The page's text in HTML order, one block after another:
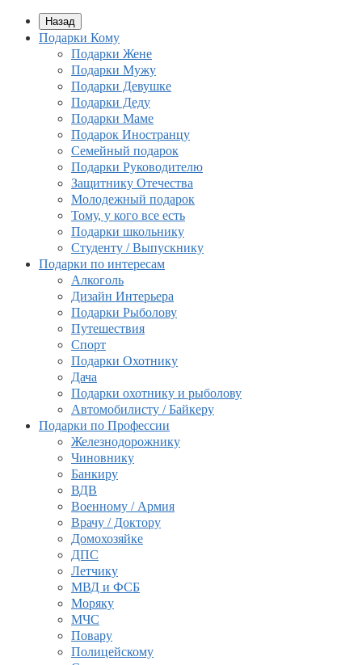
Назад
Подарки Кому
Подарки Жене
Подарки Мужу
Подарки Девушке
Подарки Деду
Подарки Маме
Подарок Иностранцу
Семейный подарок
Подарки Руководителю
Защитнику Отечества
Молодежный подарок
Тому, у кого все есть
Подарки школьнику
Студенту / Выпускнику
Подарки по интересам
Алкоголь
Дизайн Интерьера
Подарки Рыболову
Путешествия
Спорт
Подарки Охотнику
Дача
Подарки охотнику и рыболову
Автомобилисту / Байкеру
Подарки по Профессии
Железнодорожнику
Чиновнику
Банкиру
ВДВ
Военному / Армия
Врачу / Доктору
Домохозяйке
ДПС
Летчику
МВД и ФСБ
Моряку
МЧС
Повару
Полицейскому